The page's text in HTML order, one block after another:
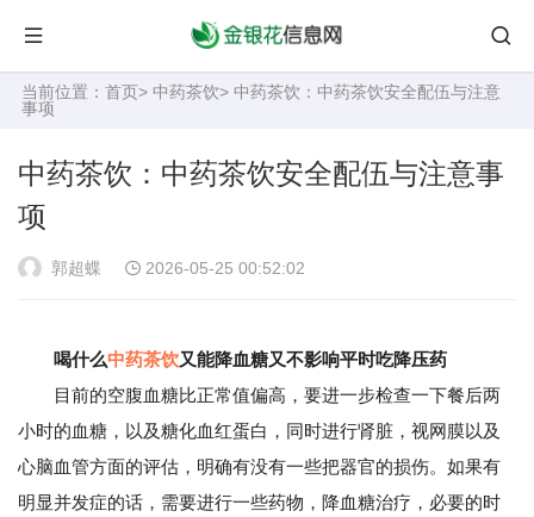
当前位置： 首页> 中药茶饮> 中药茶饮：中药茶饮安全配伍与注意
事项
中药茶饮：中药茶饮安全配伍与注意事
项
郭超蝶 2026-05-25 00:52:02
喝什么中药茶饮又能降血糖又不影响平时吃降压药
目前的空腹血糖比正常值偏高，要进一步检查一下餐后两
小时的血糖，以及糖化血红蛋白，同时进行肾脏，视网膜以及
心脑血管方面的评估，明确有没有一些把器官的损伤。如果有
明显并发症的话，需要进行一些药物，降血糖治疗，必要的时